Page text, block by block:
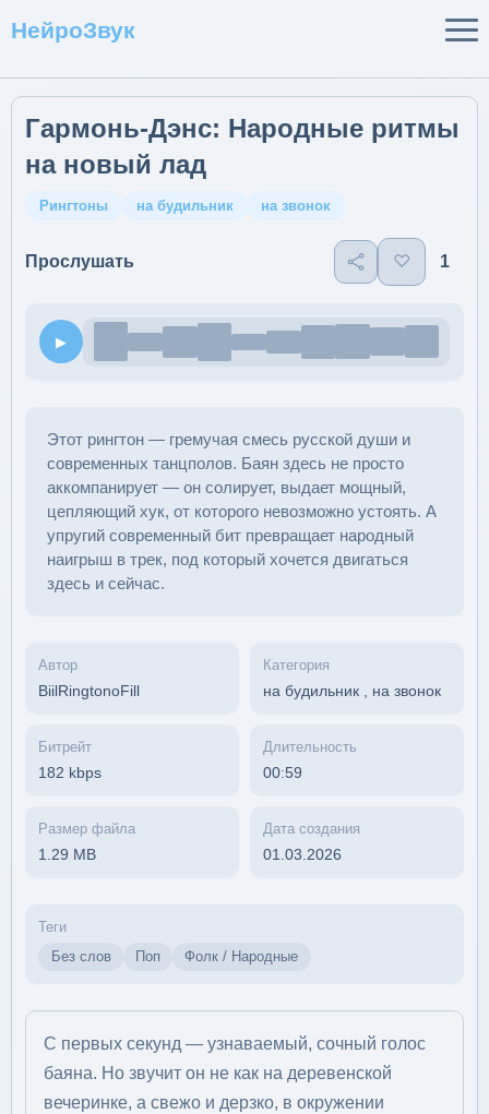
НейроЗвук
Гармонь-Дэнс: Народные ритмы
на новый лад
Рингтоны на будильник на звонок
Прослушать ♡ 1
▶
Этот рингтон — гремучая смесь русской души и
современных танцполов. Баян здесь не просто
аккомпанирует — он солирует, выдает мощный,
цепляющий хук, от которого невозможно устоять. А
упругий современный бит превращает народный
наигрыш в трек, под который хочется двигаться
здесь и сейчас.
Автор
BiilRingtonoFill
Категория
на будильник, на звонок
Битрейт
182 kbps
Длительность
00:59
Размер файла
1.29 MB
Дата создания
01.03.2026
Теги
Без слов
Поп Фолк / Народные
С первых секунд — узнаваемый, сочный голос
баяна. Но звучит он не как на деревенской
вечеринке, а свежо и дерзко, в окружении